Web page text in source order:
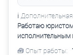
ℹ️
Работаю
исполнительным
🧰 Опыт работы: